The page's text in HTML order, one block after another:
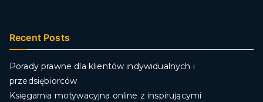
Recent Posts
Porady prawne dla klientów indywidualnych i
przedsiębiorców
Księgarnia motywacyjna online z inspirującymi